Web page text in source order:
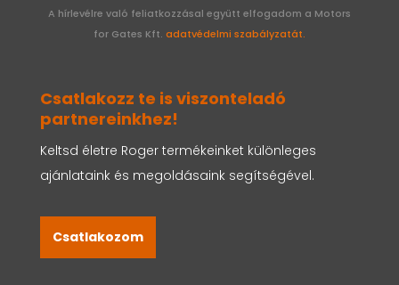
A hírlevélre való feliatkozzásal együtt elfogadom a Motors
for Gates Kft. adatvédelmi szabályzatát.
Csatlakozz te is viszonteladó
partnereinkhez!
Keltsd életre Roger termékeinket különleges
ajánlataink és megoldásaink segítségével.
Csatlakozom